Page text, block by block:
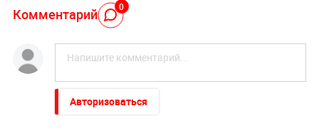
Комментарий 0
Авторизоваться